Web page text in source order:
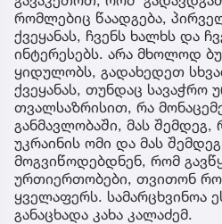
რომლებიც წაადგება,
ქვეყანას, ჩვენს ხალხს და
ინტერესებს. არა მხოლოდ
ყიდულობს, გადახედეთ
ქვეყანას, თუნდაც სავაჭრო
თვალსაზრისით, რა
განმავლობაში, მას
უკრაინის ომი და მას
მოგვიწოდებდნენ, რომ
ურთიერთობები, თვითონ
ყველაფერს. სამარცხვინოა
განაცხადა კახა კალაძემ.